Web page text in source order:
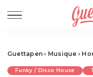
Guettapen › Musique ›
Funky / Disco House